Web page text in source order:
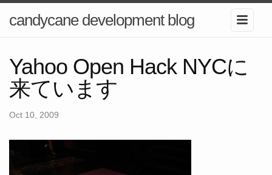
candycane development blog
Yahoo Open Hack NYCに
来ています
Oct 10, 2009